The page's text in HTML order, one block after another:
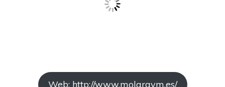
Web: http://www.molargym.es/